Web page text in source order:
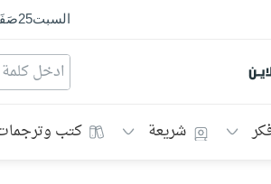
السبت25
لاين
شريعة كتب